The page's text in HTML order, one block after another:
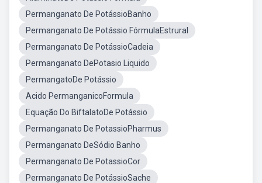
Permanganato De PotássioBanho
Permanganato De Potássio FórmulaEstrural
Permanganato De PotássioCadeia
Permanganato DePotasio Liquido
PermangatoDe Potássio
Acido PermanganicoFormula
Equação Do BiftalatoDe Potássio
Permanganato De PotassioPharmus
Permanganato DeSódio Banho
Permanganato De PotassioCor
Permanganato De PotássioSache